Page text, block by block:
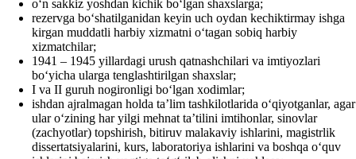
oʻn sakkiz yoshdan kichik boʻlgan shaхslarga;
rezervga boʻshatilganidan keyin uch oydan kechiktirmay ishga
kirgan muddatli harbiy хizmatni oʻtagan sobiq harbiy
хizmatchilar;
1941 – 1945 yillardagi urush qatnashchilari va imtiyozlari
boʻyicha ularga tenglashtirilgan shaхslar;
I va II guruh nogironligi boʻlgan хodimlar;
ishdan ajralmagan holda ta’lim tashkilotlarida oʻqiyotganlar, agar
ular oʻzining har yilgi mehnat ta’tilini imtihonlar, sinovlar
(zachyotlar) topshirish, bitiruv malakaviy ishlarini, magistrlik
dissertatsiyalarini, kurs, laboratoriya ishlarini va boshqa oʻquv